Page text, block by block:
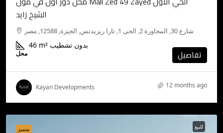
الشيخ زايد
شارع 30, المجاورة 2, الحى 1, تارا ريزيدنس, الجيزة, 12588, مصر
46 m² بدون تشطيب
محل تفاصيل
Kayan Developments 12 months ago
متميز للبيع